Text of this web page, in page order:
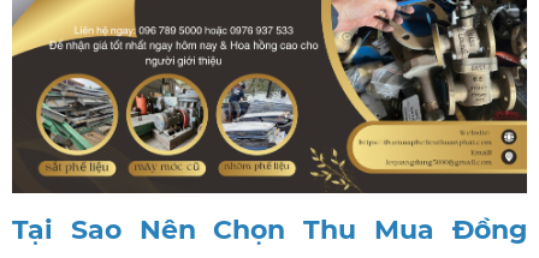
Tại Sao Nên Chọn Thu Mua Đồng